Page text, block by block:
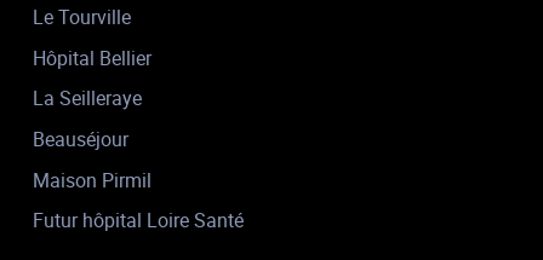
Le Tourville
Hôpital Bellier
La Seilleraye
Beauséjour
Maison Pirmil
Futur hôpital Loire Santé